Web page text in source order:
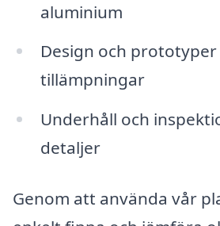
aluminium
Design och
tillämpningar
Underhåll och
detaljer
Genom att använda vår